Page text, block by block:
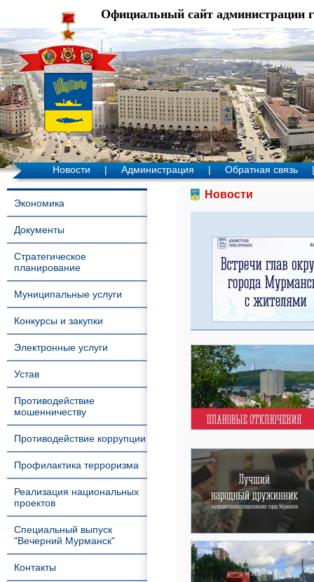
Официальный сайт администрации
Новости | Администрация | Обратная связь |
Экономика
Документы
Стратегическое
планирование
Муниципальные услуги
Конкурсы и закупки
Электронные услуги
Устав
Противодействие
мошенничеству
Противодействие коррупции
Профилактика терроризма
Реализация национальных
проектов
Специальный выпуск
"Вечерний Мурманск"
Контакты
Новости